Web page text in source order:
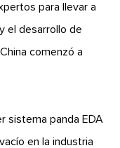
para llevar a
el desarrollo de
comenzó a
sistema panda EDA
en la industria